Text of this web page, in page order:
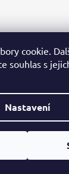
cookie.
souhlas s
Nastavení
Vytvořil